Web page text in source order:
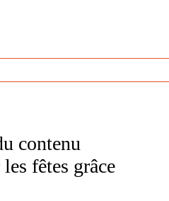
contenu
fêtes grâce